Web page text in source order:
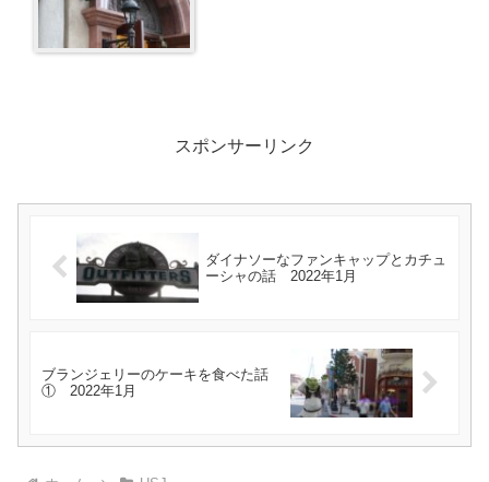
スポンサーリンク
ダイナソーなファンキャップとカチュ
ーシャの話 2022年1月
ブランジェリーのケーキを食べた話
① 2022年1月